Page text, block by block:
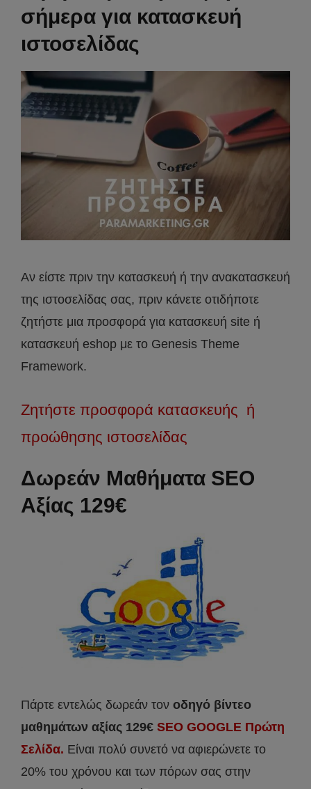
σήμερα για κατασκευή
ιστοσελίδας
Αν είστε πριν την κατασκευή ή την ανακατασκευή
της ιστοσελίδας σας, πριν κάνετε οτιδήποτε
ζητήστε μια προσφορά για κατασκευή site ή
κατασκευή eshop με το Genesis Theme
Framework.
Ζητήστε προσφορά κατασκευής ή
προώθησης ιστοσελίδας
Δωρεάν Μαθήματα SEO
Αξίας 129€
Πάρτε εντελώς δωρεάν τον οδηγό βίντεο
μαθημάτων αξίας 129€ SEO GOOGLE Πρώτη
Σελίδα. Είναι πολύ συνετό να αφιερώνετε το
20% του χρόνου και των πόρων σας στην